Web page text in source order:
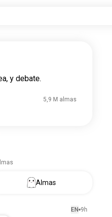
y debate.
5,9 M almas
Almas
EN 9h